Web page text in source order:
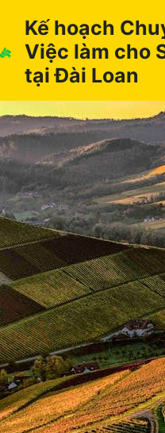
nội
dung
Kế hoạch
Việc làm cho
tại Đài Loan